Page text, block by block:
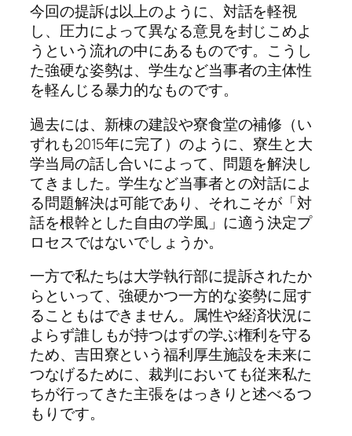
今回の提訴は以上のように、対話を軽視
し、圧力によって異なる意見を封じこめよ
うという流れの中にあるものです。こうし
た強硬な姿勢は、学生など当事者の主体性
を軽んじる暴力的なものです。
過去には、新棟の建設や寮食堂の補修（い
ずれも2015年に完了）のように、寮生と大
学当局の話し合いによって、問題を解決し
てきました。学生など当事者との対話によ
る問題解決は可能であり、それこそが「対
話を根幹とした自由の学風」に適う決定プ
ロセスではないでしょうか。
一方で私たちは大学執行部に提訴されたか
らといって、強硬かつ一方的な姿勢に屈す
ることもはできません。属性や経済状況に
よらず誰しもが持つはずの学ぶ権利を守る
ため、吉田寮という福利厚生施設を未来に
つなげるために、裁判においても従来私た
ちが行ってきた主張をはっきりと述べるつ
もりです。